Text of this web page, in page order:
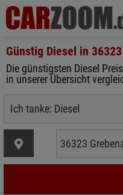
Günstig Diesel in
Die günstigsten Diesel
in unserer Übersicht